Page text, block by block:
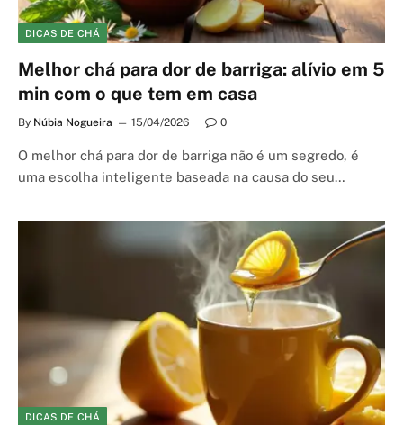
DICAS DE CHÁ
Melhor chá para dor de barriga: alívio em 5
min com o que tem em casa
By Núbia Nogueira 15/04/2026 0
O melhor chá para dor de barriga não é um segredo, é
uma escolha inteligente baseada na causa do seu…
DICAS DE CHÁ